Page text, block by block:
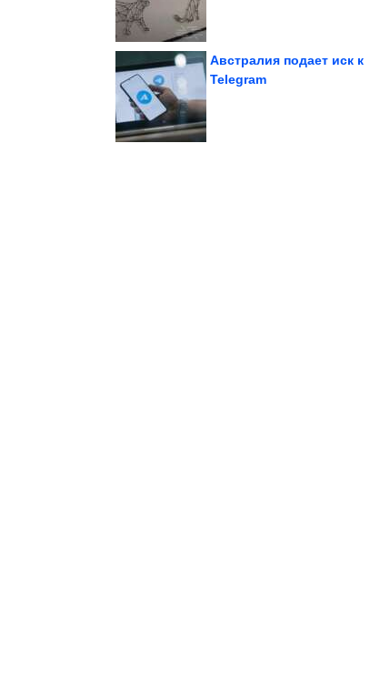
Австралия подает иск к
Telegram